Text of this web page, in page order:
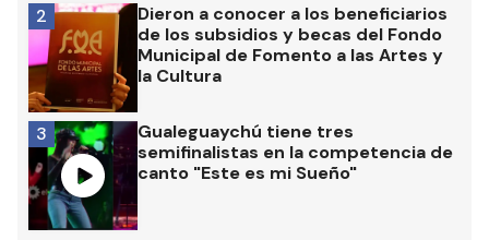
Dieron a conocer a los beneficiarios
de los subsidios y becas del Fondo
Municipal de Fomento a las Artes y
la Cultura
2
Gualeguaychú tiene tres
semifinalistas en la competencia de
canto "Este es mi Sueño"
3